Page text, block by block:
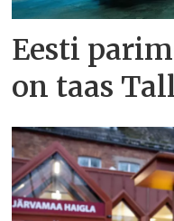
Eesti
on taas